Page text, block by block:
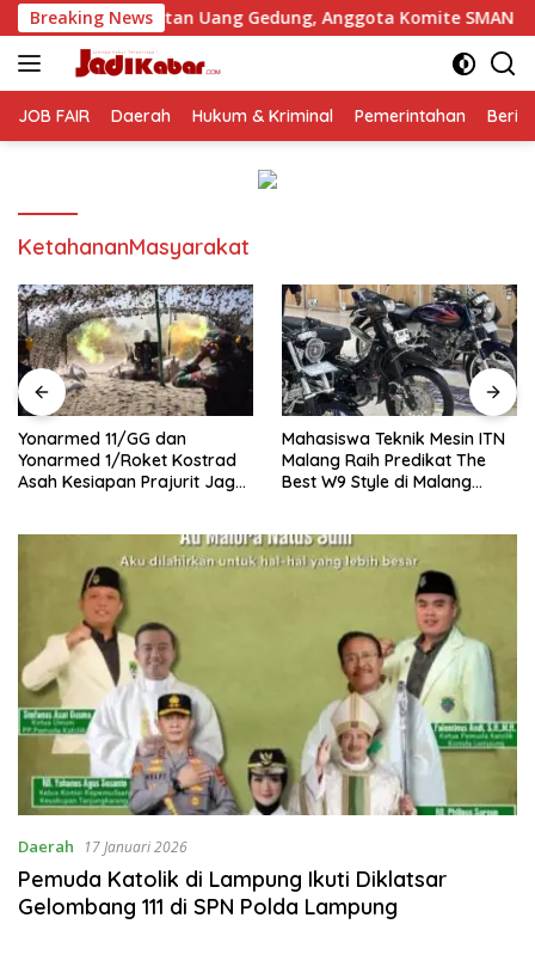
Langsung
ke
konten
Breaking News
Uang Gedung, Anggota Komite SMAN 1 Tumpang ,Ketua
JOB FAIR Daerah Hukum & Kriminal Pemerintahan
KetahananMasyarakat
Yonarmed 11/GG dan
Yonarmed 1/Roket Kostrad
Asah Kesiapan Prajurit Jaga
Mahasiswa Teknik Mesin ITN
Malang Raih Predikat The
Best W9 Style di Malang
Daerah 17 Januari 2026
Pemuda Katolik di Lampung Ikuti Diklatsar
Gelombang 111 di SPN Polda Lampung